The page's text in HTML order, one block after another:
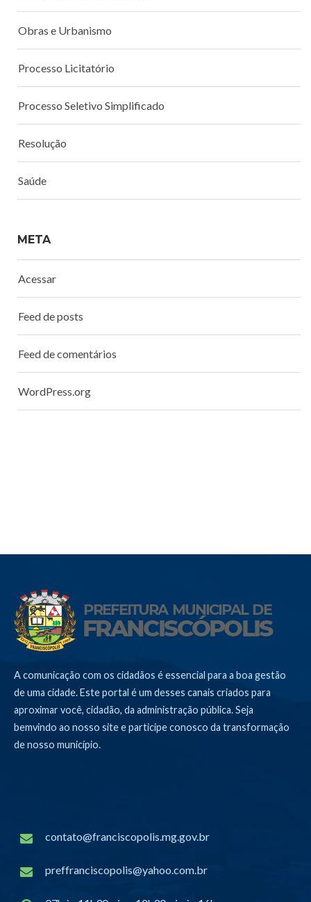
Obras e Urbanismo
Processo Licitatório
Processo Seletivo Simplificado
Resolução
Saúde
META
Acessar
Feed de posts
Feed de comentários
WordPress.org
A comunicação com os cidadãos é essencial para a boa gestão
de uma cidade. Este portal é um desses canais criados para
aproximar você, cidadão, da administração pública. Seja
bemvindo ao nosso site e participe conosco da transformação
de nosso município.
contato@franciscopolis.mg.gov.br
preffranciscopolis@yahoo.com.br